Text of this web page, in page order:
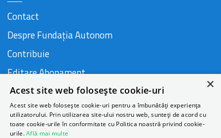
Contact
Despre Fundația Autonom
Contribuie
Editare Abonament
Cauză susținută de
×
Acest site web folosește cookie-uri
Acest site web folosește cookie-uri pentru a îmbunătăți experiența
utilizatorului. Prin utilizarea site-ului nostru web, sunteți de acord cu
toate cookie-urile în conformitate cu Politica noastră privind cookie-
urile.Află mai multe